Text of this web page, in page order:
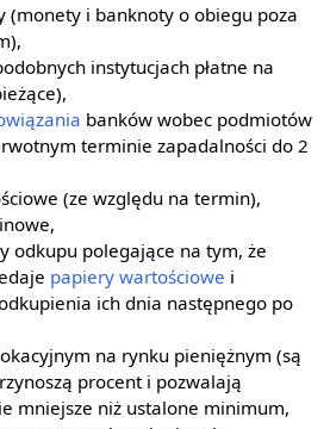
(monety i banknoty o obiegu poza
instytucjach płatne na
banków wobec podmiotów
terminie zapadalności do 2
(ze względu na termin),
odkupu polegające na tym, że
papiery wartościowe i
ich dnia następnego po
na rynku pieniężnym (są
procent i pozwalają
mniejsze niż ustalone minimum,